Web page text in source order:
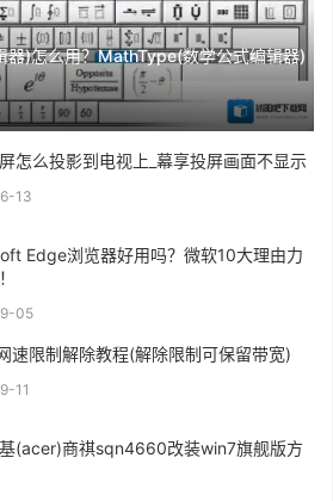
器)怎么用？MathType(数学公式编辑器)
怎么投影到电视上_幕享投屏画面不显示
13
Edge浏览器好用吗？微软10大理由力
05
速限制解除教程(解除限制可保留带宽)
11
(acer)商祺sqn4660改装win7旗舰版方